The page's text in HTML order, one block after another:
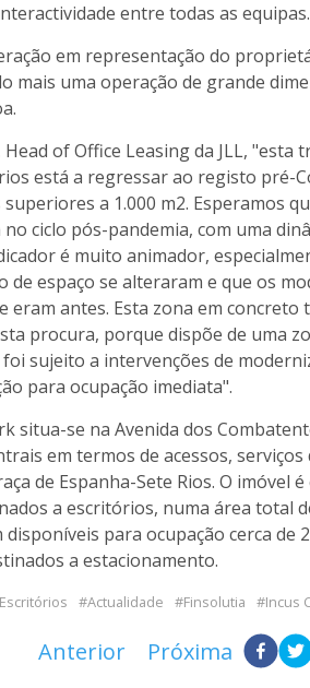
entre todas as equipas.
em representação do
mais uma operação de grande
of Office Leasing da JLL, "esta
está a regressar ao registo pré-
a 1.000 m2. Esperamos
ciclo pós-pandemia, com uma
é muito animador,
de espaço se alteraram e que os
eram antes. Esta zona em
procura, porque dispõe de uma
sujeito a intervenções de
para ocupação imediata".
situa-se na Avenida dos
em termos de acessos,
de Espanha-Sete Rios. O imóvel
a escritórios, numa área total
para ocupação cerca de
a estacionamento.
Escritórios Actualidade Finsolutia Incus
Anterior Próxima